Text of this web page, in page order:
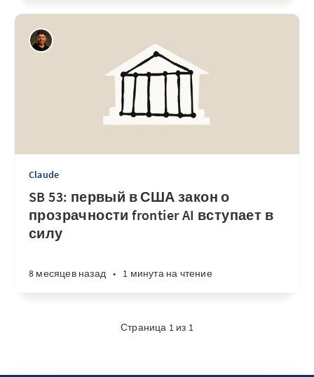
Claude
SB 53: первый в США закон о
прозрачности frontier AI вступает в
силу
8 месяцев назад • 1 минута на чтение
Страница 1 из 1